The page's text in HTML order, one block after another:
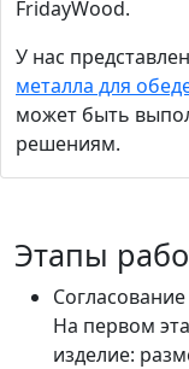
FridayWood.
У нас
металла для
может быть
решениям.
Этапы
Согласование
На первом
изделие: